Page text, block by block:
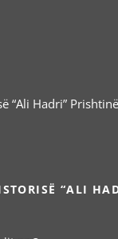
“Ali Hadri”
“ALI